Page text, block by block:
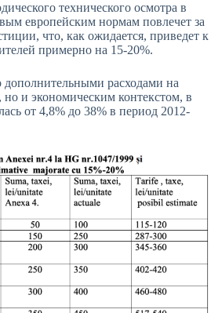
технического осмотра в
европейским нормам повлечет за
что, как ожидается, приведет к
примерно на 15-20%.
дополнительными расходами на
и экономическим контекстом, в
от 4,8% до 38% в период 2012-